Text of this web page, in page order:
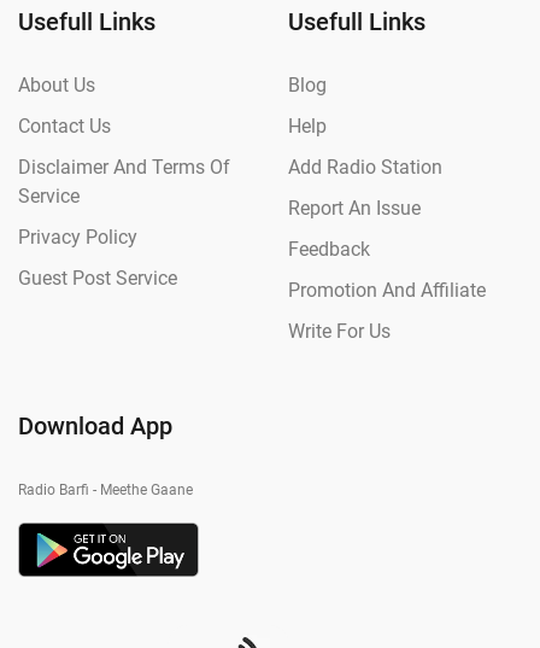
Usefull Links
About Us
Contact Us
Disclaimer And Terms Of
Service
Privacy Policy
Guest Post Service
Usefull Links
Blog
Help
Add Radio Station
Report An Issue
Feedback
Promotion And Affiliate
Write For Us
Download App
Radio Barfi - Meethe Gaane